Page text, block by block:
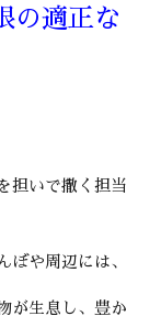
の適正な
担いで撒く担当
ぼや周辺には、
が生息し、豊か